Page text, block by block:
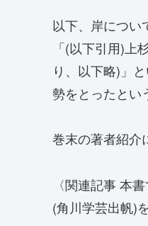
以下、岸につい
「(以下引用)
り、以下略)」
勢をとったとい
巻末の著者紹介
〈関連記事 本
(角川学芸出帆)